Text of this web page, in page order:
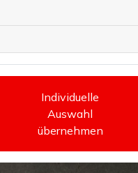
Individuelle
Auswahl
übernehmen